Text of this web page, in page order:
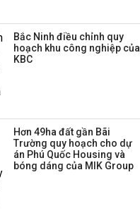
Bắc Ninh điều chỉnh quy
hoạch khu công nghiệp của
KBC
Hơn 49ha đất gần Bãi
Trường quy hoạch cho dự
án Phú Quốc Housing và
bóng dáng của MIK Group